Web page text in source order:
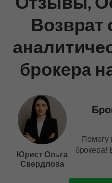
Возврат
брокера
Юрист Ольга
Свердлова
Помогу
брокера!